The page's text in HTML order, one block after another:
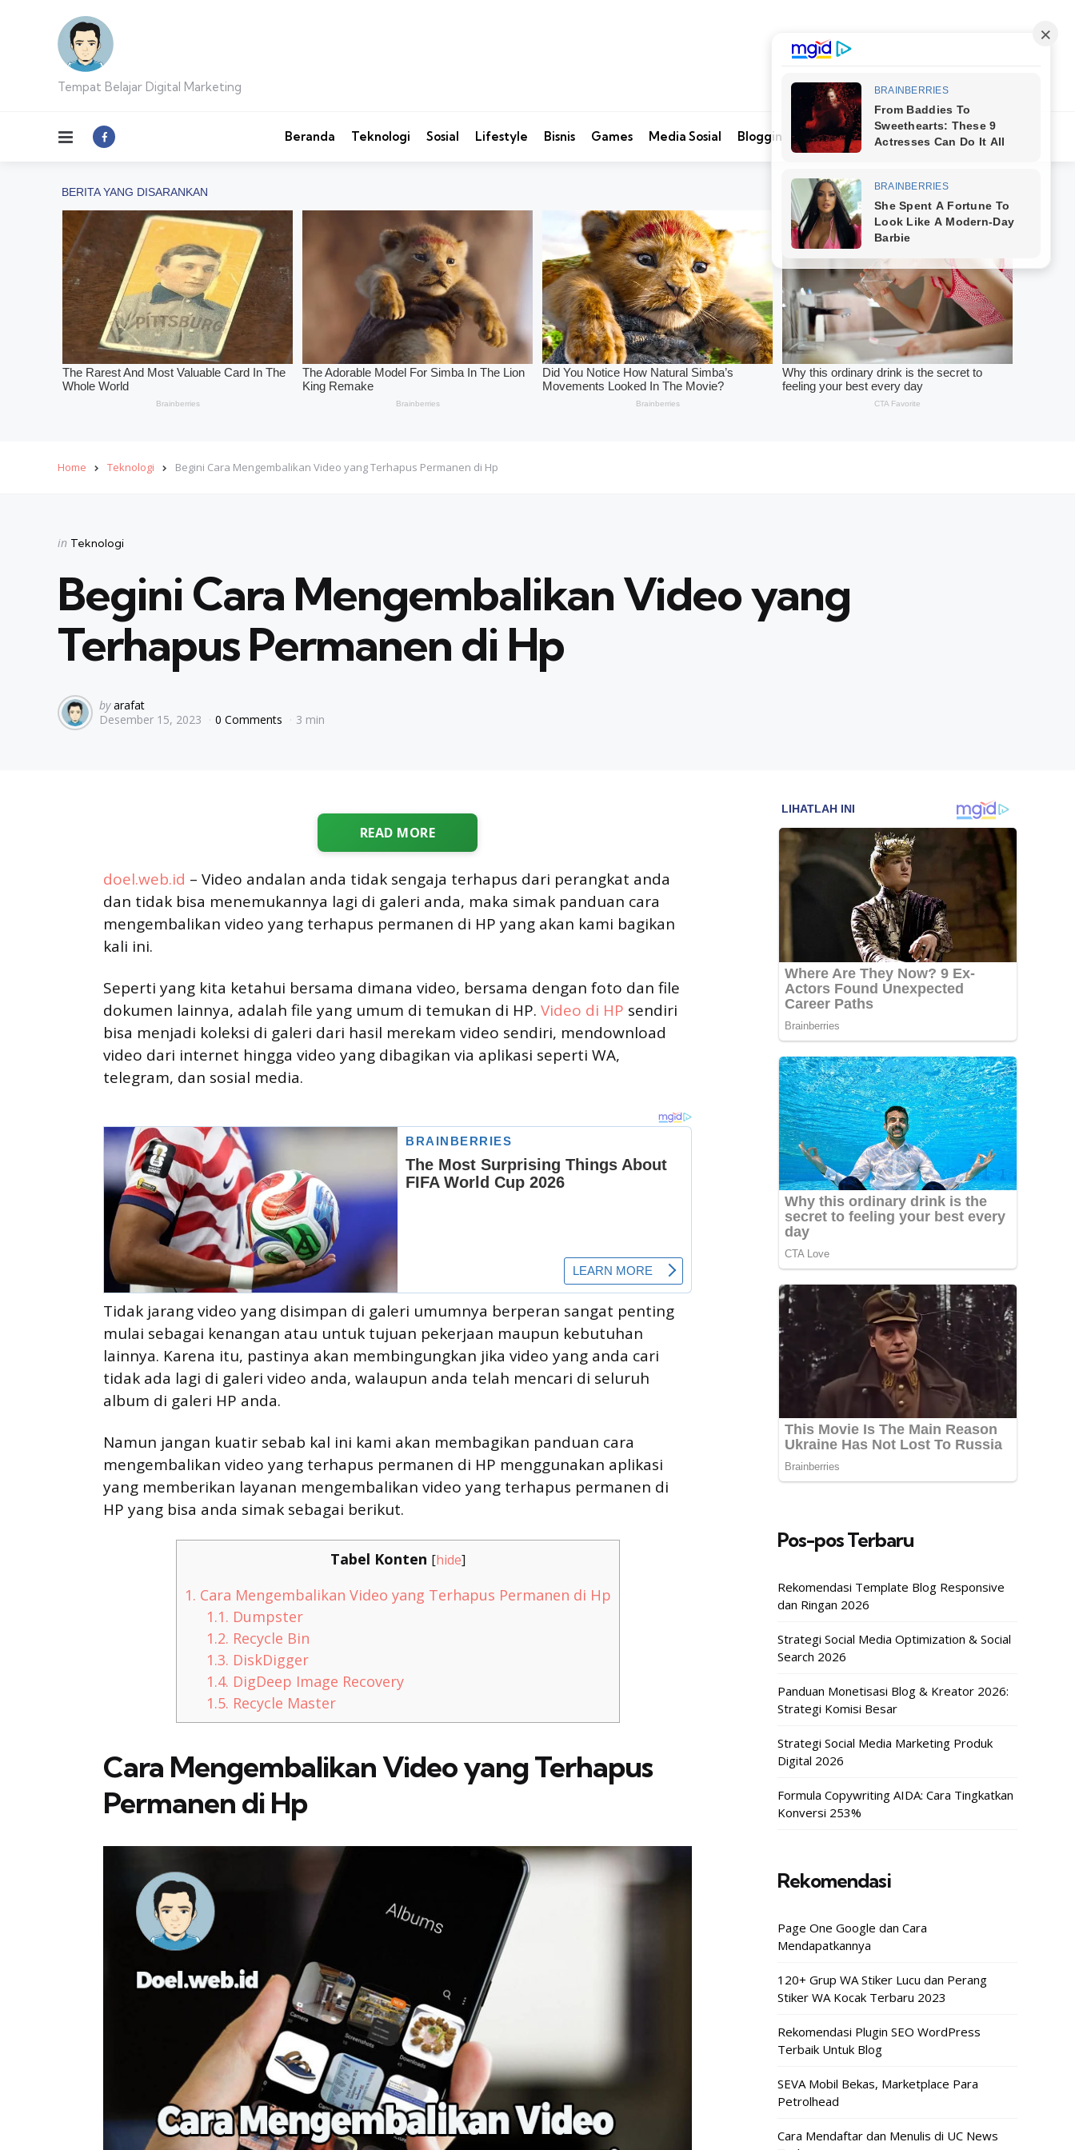
Tempat Belajar Digital Marketing
Menu Beranda Teknologi Sosial Lifestyle Bisnis Games Media Sosial Blogging SearchKontak Kami
Home Teknologi Begini Cara Mengembalikan Video yang Terhapus Permanen di Hp
Categories
Posted
in Teknologi
Begini Cara Mengembalikan Video yang
Terhapus Permanen di Hp
Posted
by
by arafat
Desember 15, 2023
0 Comments 3 min
READ MORE
doel.web.id – Video andalan anda tidak sengaja terhapus dari perangkat anda
dan tidak bisa menemukannya lagi di galeri anda, maka simak panduan cara
mengembalikan video yang terhapus permanen di HP yang akan kami bagikan
kali ini.
Seperti yang kita ketahui bersama dimana video, bersama dengan foto dan file
dokumen lainnya, adalah file yang umum di temukan di HP. Video di HP sendiri
bisa menjadi koleksi di galeri dari hasil merekam video sendiri, mendownload
video dari internet hingga video yang dibagikan via aplikasi seperti WA,
telegram, dan sosial media.
Tidak jarang video yang disimpan di galeri umumnya berperan sangat penting
mulai sebagai kenangan atau untuk tujuan pekerjaan maupun kebutuhan
lainnya. Karena itu, pastinya akan membingungkan jika video yang anda cari
tidak ada lagi di galeri video anda, walaupun anda telah mencari di seluruh
album di galeri HP anda.
Namun jangan kuatir sebab kal ini kami akan membagikan panduan cara
mengembalikan video yang terhapus permanen di HP menggunakan aplikasi
yang memberikan layanan mengembalikan video yang terhapus permanen di
HP yang bisa anda simak sebagai berikut.
Tabel Konten [hide]
1. Cara Mengembalikan Video yang Terhapus Permanen di Hp
1.1. Dumpster
1.2. Recycle Bin
1.3. DiskDigger
1.4. DigDeep Image Recovery
1.5. Recycle Master
Cara Mengembalikan Video yang Terhapus
Permanen di Hp
Pos-pos Terbaru
Rekomendasi Template Blog Responsive
dan Ringan 2026
Strategi Social Media Optimization & Social
Search 2026
Panduan Monetisasi Blog & Kreator 2026:
Strategi Komisi Besar
Strategi Social Media Marketing Produk
Digital 2026
Formula Copywriting AIDA: Cara Tingkatkan
Konversi 253%
Rekomendasi
Page One Google dan Cara
Mendapatkannya
120+ Grup WA Stiker Lucu dan Perang
Stiker WA Kocak Terbaru 2023
Rekomendasi Plugin SEO WordPress
Terbaik Untuk Blog
SEVA Mobil Bekas, Marketplace Para
Petrolhead
Cara Mendaftar dan Menulis di UC News